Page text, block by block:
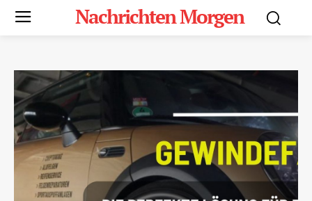
Nachrichten Morgen